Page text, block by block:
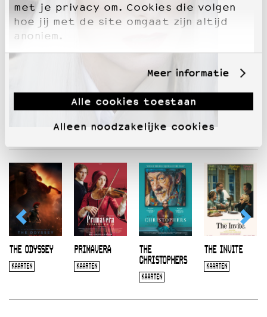
met je privacy om. Cookies die volgen
hoe jij met de site omgaat zijn altijd
anoniem.
Meer informatie
Alle cookies toestaan
Alleen noodzakelijke cookies
THE ODYSSEY
KAARTEN
PRIMAVERA
KAARTEN
THE
CHRISTOPHERS
KAARTEN
THE INVITE
KAARTEN